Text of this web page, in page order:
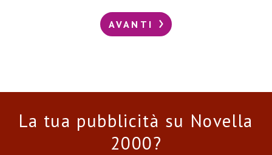
AVANTI
La tua pubblicità su Novella
2000?